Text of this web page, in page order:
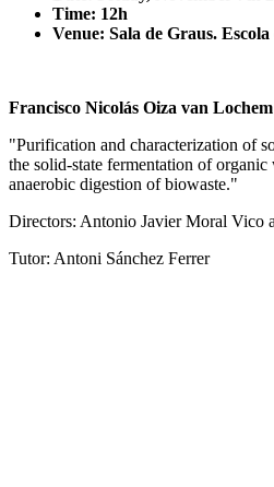
Time: 12h
Venue: Sala de Graus.
Francisco Nicolás Oiza van Lochem
"Purification and characterization of
the solid-state fermentation of
anaerobic digestion of biowaste."
Directors: Antonio Javier Moral Vico
Tutor: Antoni Sánchez Ferrer